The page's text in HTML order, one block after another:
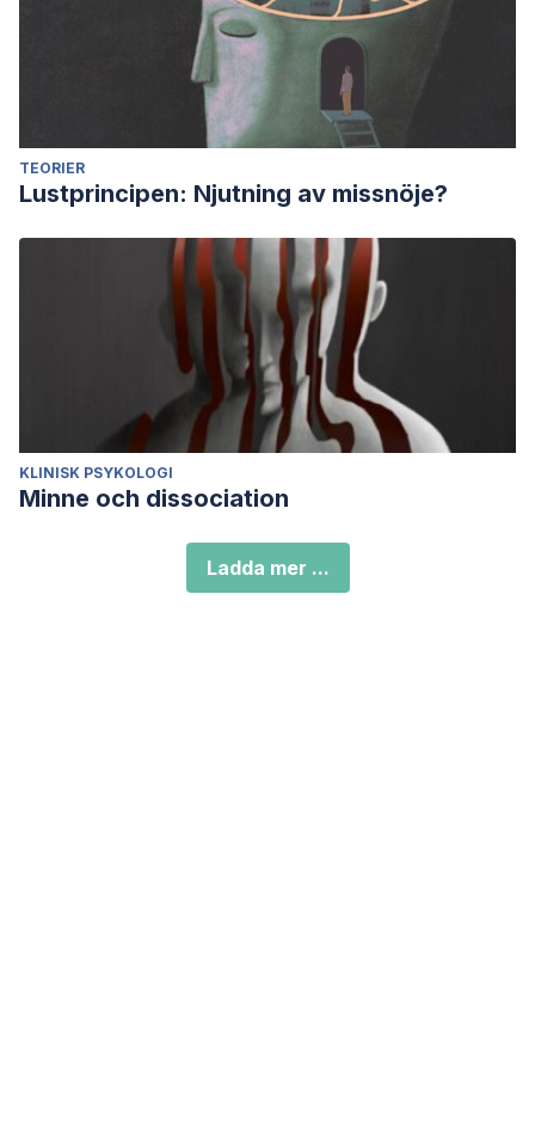
TEORIER
Lustprincipen: Njutning av missnöje?
KLINISK PSYKOLOGI
Minne och dissociation
Ladda mer ...